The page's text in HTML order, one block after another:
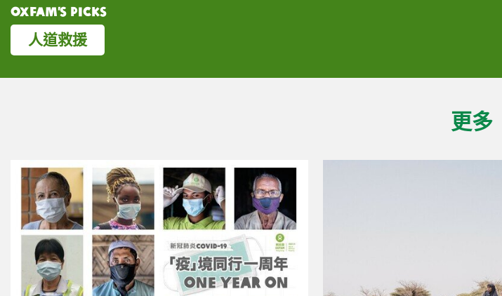
Oxfam’s Picks
人道救援
更多